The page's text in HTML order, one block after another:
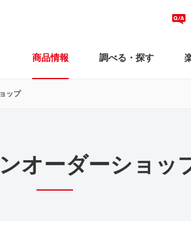
商品情報 調べる・探す
ップ
オーダーショッ